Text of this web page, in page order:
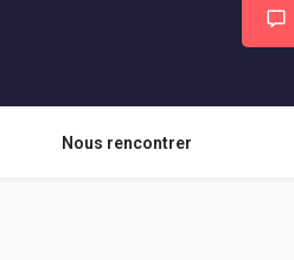
Nous rencontrer